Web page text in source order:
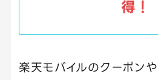
得！
楽天モバイルのクーポン